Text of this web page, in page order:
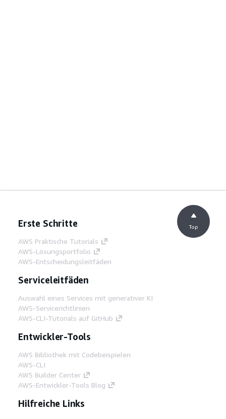
Erste Schritte
AWS Praktische Tutorials
AWS-Lösungsportfolio
AWS-Entscheidungsleitfäden
Serviceleitfäden
Auswahl eines Services mit generativer KI
AWS-Servicerichtlinien
AWS-CLI-Tutorials auf GitHub
Entwickler-Tools
AWS Bibliothek mit Codebeispielen
AWS-CLI
AWS Builder Center
AWS-Entwickler-Tools Blog
Hilfreiche Links
Top